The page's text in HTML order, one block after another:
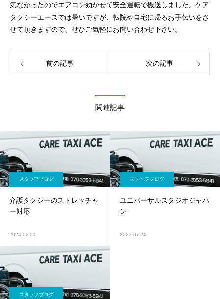
気なかったのでエアコン効かせて安全運転で搬送しました。ケア
タクシーエースでは暑いですが、転院や自宅に帰るお手伝いをさ
せて頂きますので、ぜひご気軽にお問い合わせ下さい。
前の記事 次の記事
関連記事
スタッフブログ
介護タクシーのストレッチャ
ー対応
2024.02.01
スタッフブログ
ユニバーサルスタジオジャパ
ン
2023.07.24
スタッフブログ